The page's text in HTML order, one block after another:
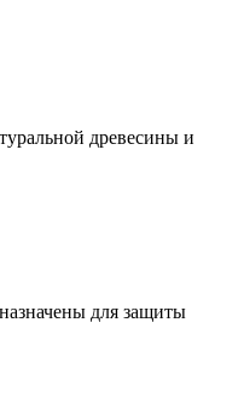
древесины и
для защиты